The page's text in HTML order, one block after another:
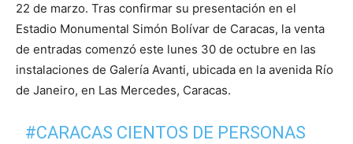
22 de marzo. Tras confirmar su presentación en el
Estadio Monumental Simón Bolívar de Caracas, la venta
de entradas comenzó este lunes 30 de octubre en las
instalaciones de Galería Avanti, ubicada en la avenida Río
de Janeiro, en Las Mercedes, Caracas.
#CARACAS CIENTOS DE PERSONAS